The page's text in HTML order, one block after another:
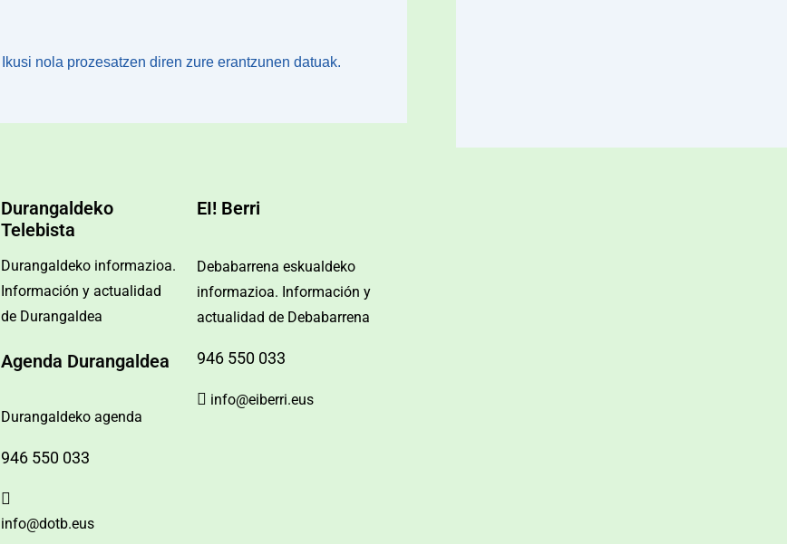
Ikusi nola prozesatzen diren zure erantzunen datuak.
Durangaldeko
Telebista
Durangaldeko informazioa.
Información y actualidad
de Durangaldea
Agenda Durangaldea
Durangaldeko agenda
946 550 033
info@dotb.eus
EI! Berri
Debabarrena eskualdeko
informazioa. Información y
actualidad de Debabarrena
946 550 033
info@eiberri.eus